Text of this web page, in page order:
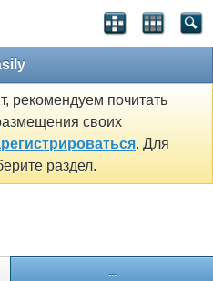
рекомендуем почитать
своих
. Для
раздел.
...